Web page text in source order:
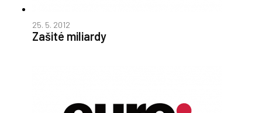
25. 5. 2012
Zašité miliardy